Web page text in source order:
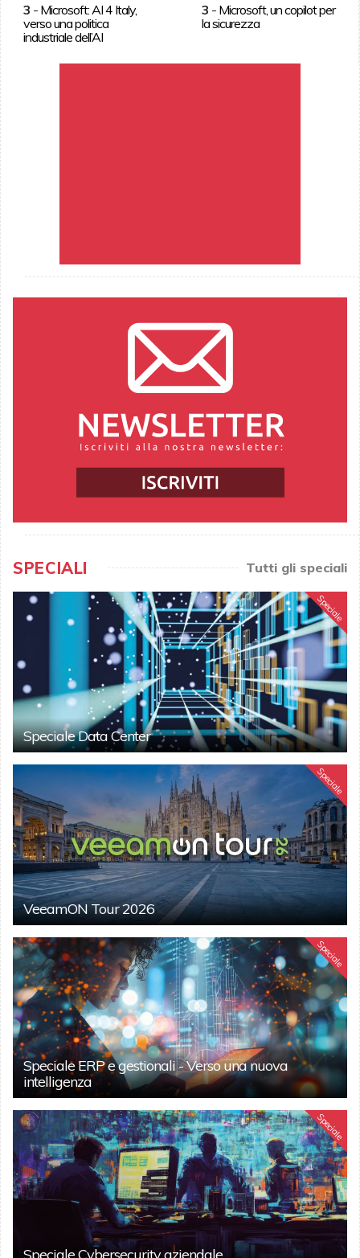
3 - Microsoft: AI 4 Italy,
verso una politica
industriale dell’AI
3 - Microsoft, un copilot per
la sicurezza
SPECIALI Tutti gli speciali
Speciale
Speciale Data Center
Speciale
VeeamON Tour 2026
Speciale
Speciale ERP e gestionali - Verso una nuova
intelligenza
Speciale